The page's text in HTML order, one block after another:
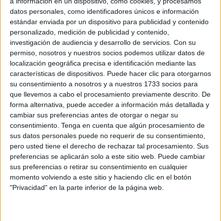
datos personales, como identificadores únicos e información
estándar enviada por un dispositivo para publicidad y contenido
personalizado, medición de publicidad y contenido,
investigación de audiencia y desarrollo de servicios. Con su
permiso, nosotros y nuestros socios podemos utilizar datos de
localización geográfica precisa e identificación mediante las
características de dispositivos. Puede hacer clic para otorgarnos
su consentimiento a nosotros y a nuestros 1733 socios para
que llevemos a cabo el procesamiento previamente descrito. De
forma alternativa, puede acceder a información más detallada y
cambiar sus preferencias antes de otorgar o negar su
consentimiento. Tenga en cuenta que algún procesamiento de
sus datos personales puede no requerir de su consentimiento,
pero usted tiene el derecho de rechazar tal procesamiento. Sus
preferencias se aplicarán solo a este sitio web. Puede cambiar
sus preferencias o retirar su consentimiento en cualquier
momento volviendo a este sitio y haciendo clic en el botón
"Privacidad" en la parte inferior de la página web.
POR LUIS MANUEL AZNAR 02/08/2021 0
La Línea ya no es problema para el cable
eléctrico
POR LUIS MANUEL AZNAR 26/07/2021 1
El nuevo cambio en el Gobierno de Sánchez
provocará retrasos en la aprobación de
medidas para Ceuta
POR LUIS MANUEL AZNAR 12/07/2021 4
Caballas aporta sus propuestas para el Plan
Estratégico que prepara el Gobierno
POR LUIS MANUEL AZNAR 08/07/2021 6
Mohamed Ali no descarta que haya que llevar
a Vox a los tribunales
POR LUIS MANUEL AZNAR 08/07/2021